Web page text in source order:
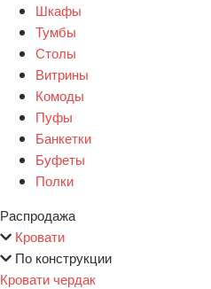
Шкафы
Тумбы
Столы
Витрины
Комоды
Пуфы
Банкетки
Буфеты
Полки
Распродажа
Кровати
По конструкции
Кровати чердак